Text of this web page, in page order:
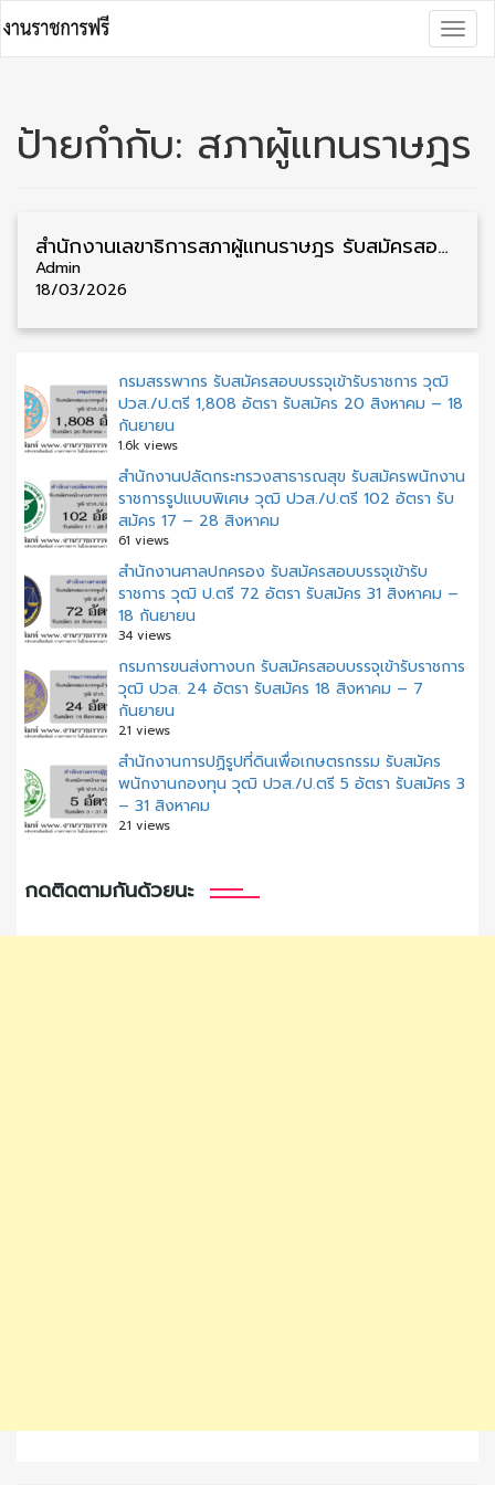
to
content
ป้ายกำกับ: สภาผู้แทนราษฎร
สำนักงานเลขาธิการสภาผู้แทนราษฎร รับสมัครสอบบรรจุเข้ารับราชการ วุฒิ ปวส./ป.ตรี 137 อัตรา รับสมัคร 3 – 30 เมษายน
Admin
18/03/2026
กรมสรรพากร รับสมัครสอบบรรจุเข้ารับราชการ วุฒิ
ปวส./ป.ตรี 1,808 อัตรา รับสมัคร 20 สิงหาคม – 18
กันยายน
1.6k views
สำนักงานปลัดกระทรวงสาธารณสุข รับสมัครพนักงาน
ราชการรูปแบบพิเศษ วุฒิ ปวส./ป.ตรี 102 อัตรา รับ
สมัคร 17 – 28 สิงหาคม
61 views
สํานักงานศาลปกครอง รับสมัครสอบบรรจุเข้ารับ
ราชการ วุฒิ ป.ตรี 72 อัตรา รับสมัคร 31 สิงหาคม –
18 กันยายน
34 views
กรมการขนส่งทางบก รับสมัครสอบบรรจุเข้ารับราชการ
วุฒิ ปวส. 24 อัตรา รับสมัคร 18 สิงหาคม – 7
กันยายน
21 views
สำนักงานการปฏิรูปที่ดินเพื่อเกษตรกรรม รับสมัคร
พนักงานกองทุน วุฒิ ปวส./ป.ตรี 5 อัตรา รับสมัคร 3
– 31 สิงหาคม
21 views
กดติดตามกันด้วยนะ